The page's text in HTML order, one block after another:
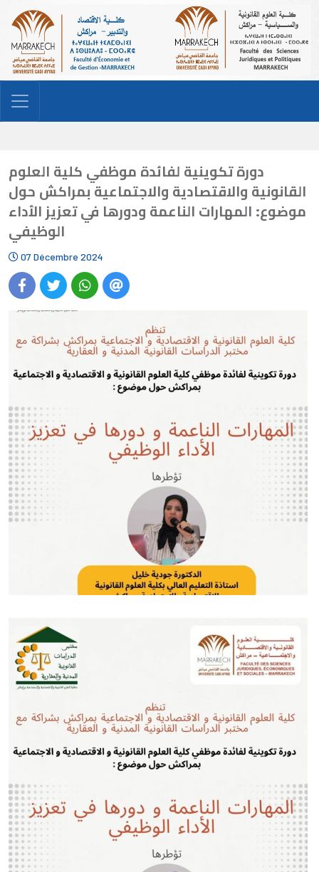
دورة تكوينية لفائدة موظفي كلية العلوم
القانونية والاقتصادية والاجتماعية بمراكش حول
موضوع: المهارات الناعمة ودورها في تعزيز الأداء
الوظيفي
07 Décembre 2024